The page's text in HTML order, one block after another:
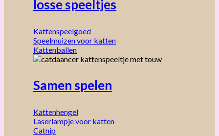
losse speeltjes
Kattenspeelgoed
Speelmuizen voor katten
Kattenballen
Samen spelen
Kattenhengel
Laserlampje voor katten
Catnip